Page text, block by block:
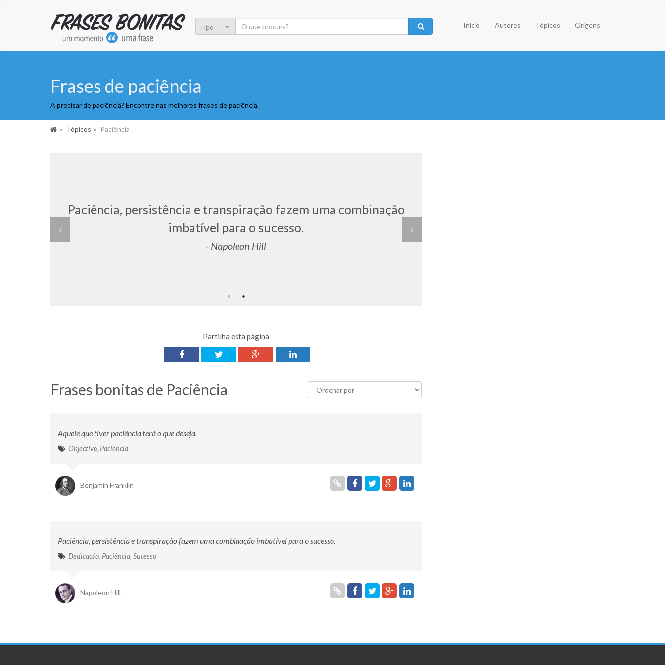
Início Autores Tópicos Origens
Frases de paciência
A precisar de paciência? Encontre nas melhores frases de paciência.
Tópicos Paciência
Paciência, persistência e transpiração fazem uma combinação
imbatível para o sucesso.
- Napoleon Hill
Partilha esta página
Frases bonitas de Paciência
Aquele que tiver paciência terá o que deseja.
Objectivo, Paciência
Benjamin Franklin
Paciência, persistência e transpiração fazem uma combinação imbatível para o sucesso.
Dedicação, Paciência, Sucesso
Napoleon Hill